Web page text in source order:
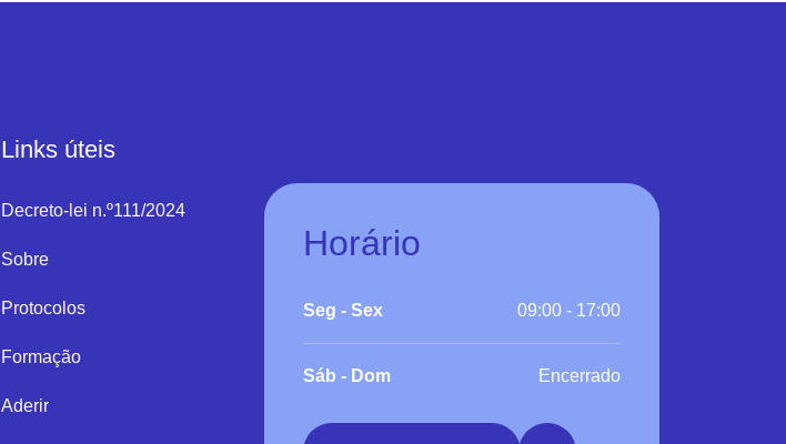
Links úteis
Decreto-lei n.º111/2024
Sobre
Protocolos
Formação
Aderir
Horário
Seg - Sex 09:00 - 17:00
Sáb - Dom Encerrado